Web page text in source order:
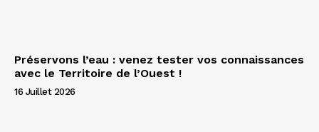
Préservons l’eau : venez tester vos connaissances
avec le Territoire de l’Ouest !
16 Juillet 2026